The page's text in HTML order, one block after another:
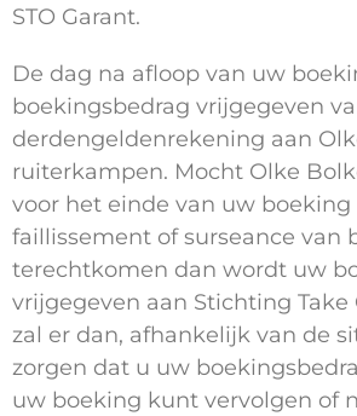
STO Garant.
De dag na afloop van uw
boekingsbedrag vrijgegeven
derdengeldenrekening aan
ruiterkampen. Mocht Olke
voor het einde van uw boeking
faillissement of surseance van
terechtkomen dan wordt uw
vrijgegeven aan Stichting Take
zal er dan, afhankelijk van de
zorgen dat u uw
uw boeking kunt vervolgen of